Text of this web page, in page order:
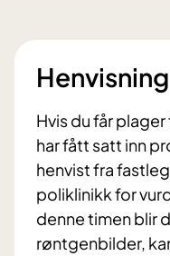
Hvis du får
har fått satt inn
henvist fra
poliklinikk for
denne timen blir
røntgenbilder,